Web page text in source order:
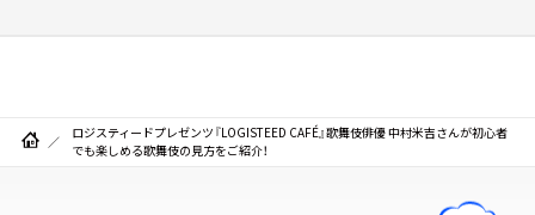
ロジスティードプレゼンツ『LOGISTEED CAFÉ』歌舞伎俳優 中村米吉さんが初心者
でも楽しめる歌舞伎の見方をご紹介！